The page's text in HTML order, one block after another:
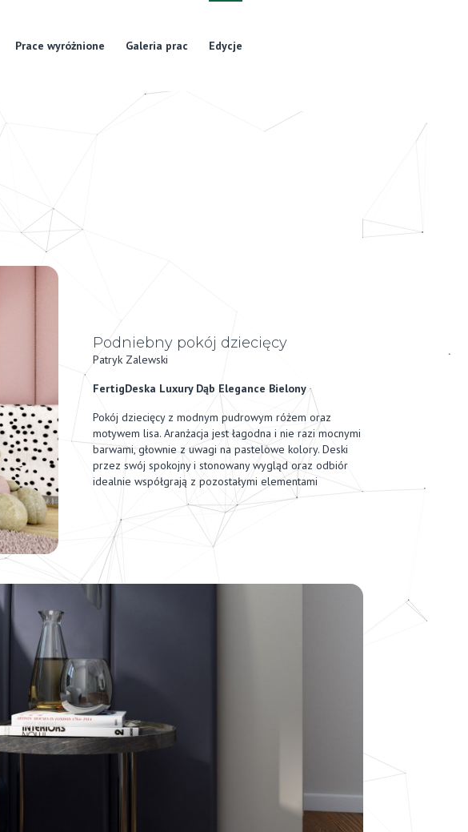
Prace wyróżnione Galeria prac Edycje
Podniebny pokój dziecięcy
Patryk Zalewski
FertigDeska Luxury Dąb Elegance Bielony
Pokój dziecięcy z modnym pudrowym różem oraz
motywem lisa. Aranżacja jest łagodna i nie razi mocnymi
barwami, głownie z uwagi na pastelowe kolory. Deski
przez swój spokojny i stonowany wygląd oraz odbiór
idealnie współgrają z pozostałymi elementami